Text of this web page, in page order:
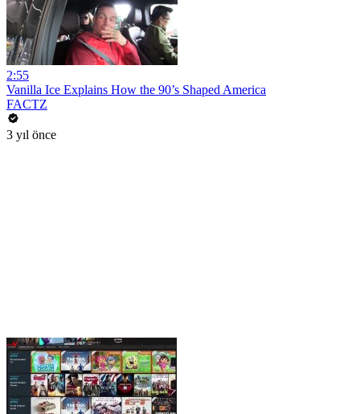
2:55
Vanilla Ice Explains How the 90’s Shaped America
FACTZ
3 yıl önce